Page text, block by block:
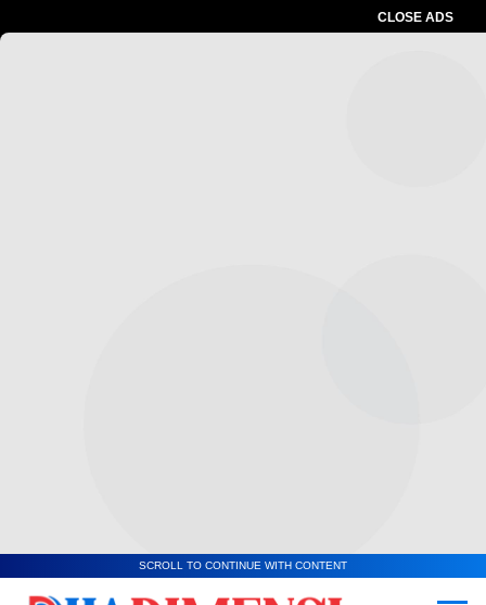
CLOSE ADS
SCROLL TO CONTINUE WITH CONTENT